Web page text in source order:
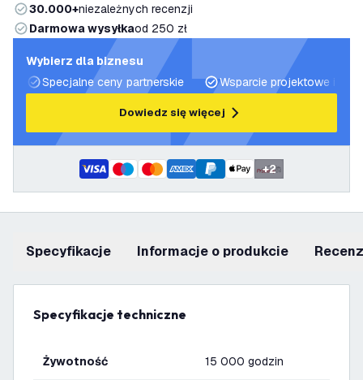
30.000+niezależnych recenzji
Darmowa wysyłkaod 250 zł
Wybierz dla biznesu
Specjalne ceny partnerskie
Wsparcie projektowe i
Dowiedz się więcej
+2
Specyfikacje informacje o produkcie
Specyfikacje techniczne
Żywotność 15 000 godzin